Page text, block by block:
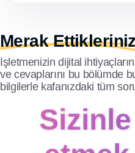
Merak Ettikleriniz
İşletmenizin dijital
ve cevaplarını bu bölümde
bilgilerle kafanızdaki tüm